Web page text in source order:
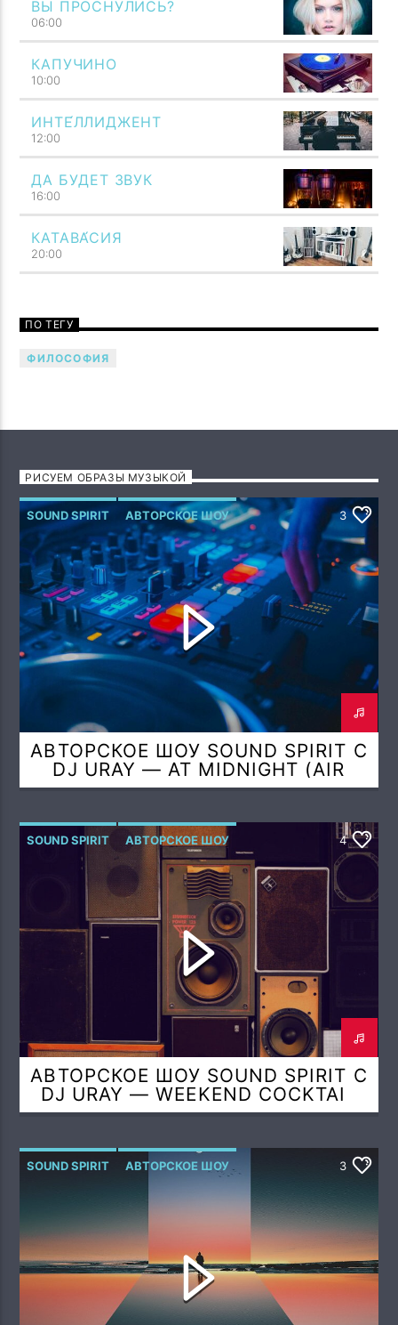
Вечеринка настолько скучна, насколько скучны её
гости. Говори музыкой! Напой семью — TF6 Radio
ВЫ ПРОСНУЛИСЬ?
06:00
КАПУЧИНО
10:00
ИНТЕ́ЛЛИДЖЕНТ
12:00
ДА БУДЕТ ЗВУК
16:00
КАТАВА́СИЯ
20:00
ПО ТЕГУ
ФИЛОСОФИЯ
РИСУЕМ ОБРАЗЫ МУЗЫКОЙ
SOUND SPIRIT АВТОРСКОЕ ШОУ 3
АВТОРСКОЕ ШОУ SOUND SPIRIT С
DJ URAY — AT MIDNIGHT (AIR
SPIRIT MIX)
SOUND SPIRIT АВТОРСКОЕ ШОУ 4
АВТОРСКОЕ ШОУ SOUND SPIRIT С
DJ URAY — WEEKEND COCKTAIL
(AIR SPIRIT MIX)
SOUND SPIRIT АВТОРСКОЕ ШОУ 3